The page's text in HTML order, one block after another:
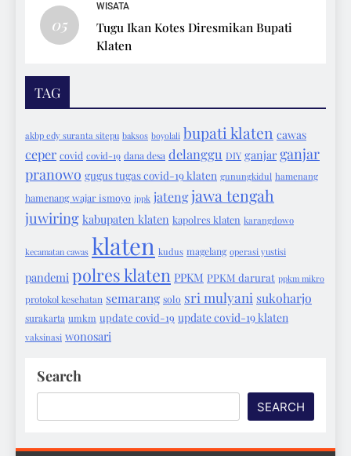
05
WISATA
Tugu Ikan Kotes Diresmikan Bupati
Klaten
TAG
akbp edy suranta sitepu baksos boyolali bupati klaten cawas
ceper covid covid-19 dana desa delanggu DIY ganjar ganjar
pranowo gugus tugas covid-19 klaten gunungkidul hamenang
hamenang wajar ismoyo ippk jatengjawa tengah
juwiring kabupaten klaten kapolres klaten karangdowo
kecamatan cawas klaten kudus magelang operasi yustisi
pandemi polres klaten PPKM PPKM darurat ppkm mikro
protokol kesehatan semarang solo sri mulyani sukoharjo
surakarta umkm update covid-19 update covid-19 klaten
vaksinasi wonosari
Search
SEARCH